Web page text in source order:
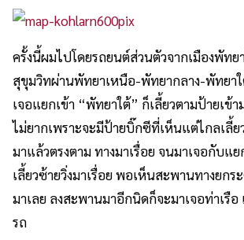
ครั้งนี้ผมไปโดยรถยนต์ส่วนตัวจากเมืองพัทย
สุขุมวิทผ่านพัทยาเหนือ-พัทยากลาง-พัทยาใ
เจอแยกเข้า “พัทยาใต้” ก็เลี้ยวตามป้ายเข้
ไม่ยากเพราะจะมีป้ายบิ๊กซีที่เห็นแต่ไกลเลี้
มาแล้วตรงตาม ทางมาเรื่อย จนมาเจอกับแ
เลี้ยวซ้ายวิ่งมาเรื่อย พอเห็นสะพานทางยก
มาเลย ลงสะพานมาอีกนิดก็จะมาเจอท่าเรือ
รถ